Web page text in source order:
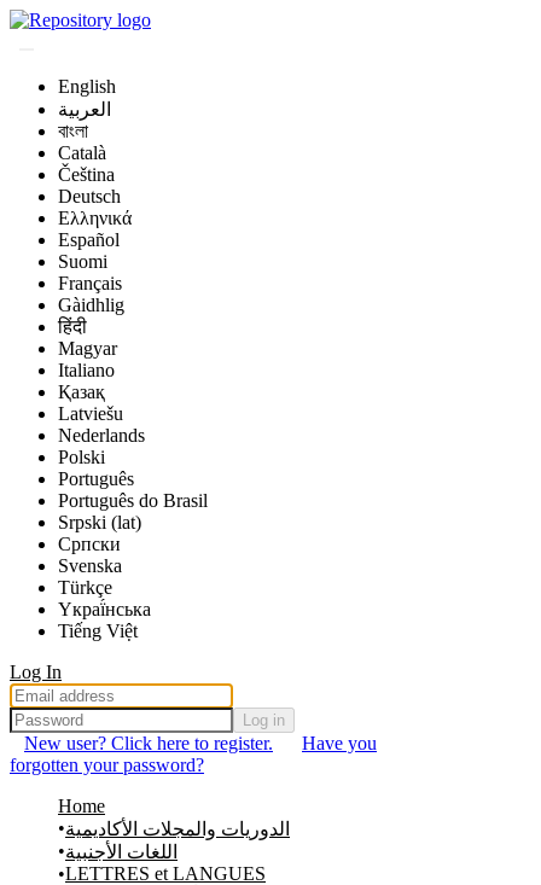
English
العربية
বাংলা
Català
Čeština
Deutsch
Ελληνικά
Español
Suomi
Français
Gàidhlig
हिंदी
Magyar
Italiano
Қазақ
Latviešu
Nederlands
Polski
Português
Português do Brasil
Srpski (lat)
Српски
Svenska
Türkçe
Yкраї́нська
Tiếng Việt
Log In
Log in
New user? Click here to register.
Have you
forgotten your password?
Home
الدوريات والمجلات الأكاديمية
اللغات الأجنبية
LETTRES et LANGUES